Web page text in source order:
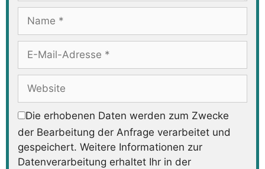
Name
Adresse
Website
Die erhobenen Daten werden zum Zwecke
der Bearbeitung der Anfrage verarbeitet und
gespeichert. Weitere Informationen zur
Datenverarbeitung erhaltet Ihr in der